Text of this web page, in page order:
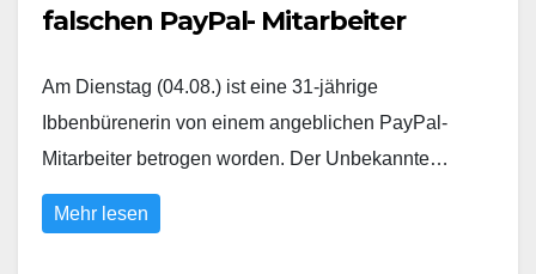
falschen PayPal- Mitarbeiter
Am Dienstag (04.08.) ist eine 31-jährige
Ibbenbürenerin von einem angeblichen PayPal-
Mitarbeiter betrogen worden. Der Unbekannte…
Mehr lesen